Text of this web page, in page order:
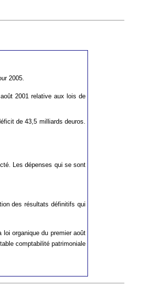
2005.
2001 relative aux lois de
de 43,5 milliards deuros.
Les dépenses qui se sont
des résultats définitifs qui
loi organique du premier août
comptabilité patrimoniale